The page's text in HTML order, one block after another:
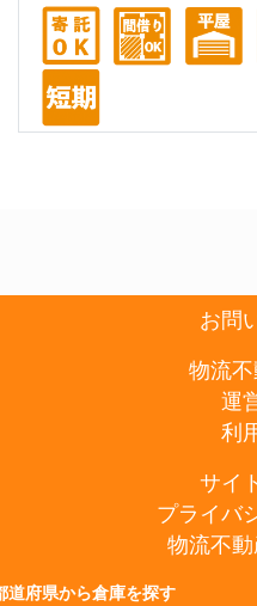
お問
物流
運
利
サイ
プライバ
物流不
道府県から倉庫を探す